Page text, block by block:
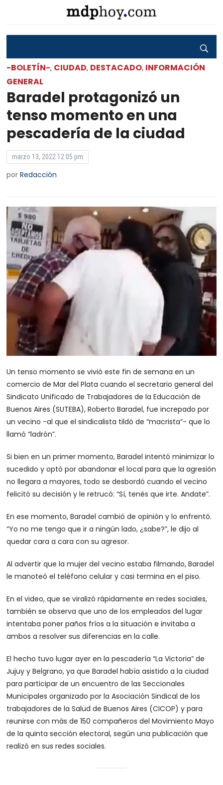
-BOLETÍN-, CIUDAD, DESTACADO, INFORMACIÓN
GENERAL
Baradel protagonizó un
tenso momento en una
pescadería de la ciudad
marzo 13, 2022 12:05 pm
porRedacción
Un tenso momento se vivió este fin de semana en un
comercio de Mar del Plata cuando el secretario general del
Sindicato Unificado de Trabajadores de la Educación de
Buenos Aires (SUTEBA), Roberto Baradel, fue increpado por
un vecino -al que el sindicalista tildó de “macrista”- que lo
llamó “ladrón”.
Si bien en un primer momento, Baradel intentó minimizar lo
sucedido y optó por abandonar el local para que la agresión
no llegara a mayores, todo se desbordó cuando el vecino
felicitó su decisión y le retrucó: “Sí, tenés que irte. Andate”.
En ese momento, Baradel cambió de opinión y lo enfrentó.
“Yo no me tengo que ir a ningún lado, ¿sabe?”, le dijo al
quedar cara a cara con su agresor.
Al advertir que la mujer del vecino estaba filmando, Baradel
le manoteó el teléfono celular y casi termina en el piso.
En el video, que se viralizó rápidamente en redes sociales,
también se observa que uno de los empleados del lugar
intentaba poner paños fríos a la situación e invitaba a
ambos a resolver sus diferencias en la calle.
El hecho tuvo lugar ayer en la pescadería “La Victoria” de
Jujuy y Belgrano, ya que Baradel había asistido a la ciudad
para participar de un encuentro de las Seccionales
Municipales organizado por la Asociación Sindical de los
trabajadores de la Salud de Buenos Aires (CICOP) y para
reunirse con más de 150 compañeros del Movimiento Mayo
de la quinta sección electoral, según una publicación que
realizó en sus redes sociales.